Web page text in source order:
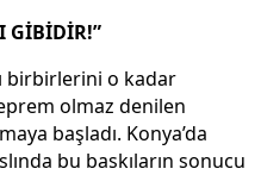
GİBİDİR!”
birbirlerini o kadar
olmaz denilen
başladı. Konya’da
bu baskıların sonucu